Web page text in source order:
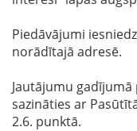
Piedāvājumi
norādītajā adresē.
Jautājumu
sazināties ar
2.6. punktā.